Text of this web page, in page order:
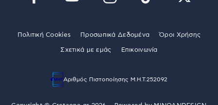
Πολιτική Cookies Προσωπικά Δεδομένα Όροι Χρήσης
Σχετικά με εμάς Επικοινωνία
Αριθμός Πιστοποίησης Μ.Η.Τ.252092